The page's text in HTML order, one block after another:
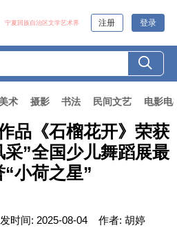
宁夏回族自治区文学艺术界 注册 登录
术 摄影 书法 民间文艺 电影电
品《石榴花开》荣获
”全国少儿舞蹈展最
“小荷之星”
时间: 2025-08-04 作者: 胡婷